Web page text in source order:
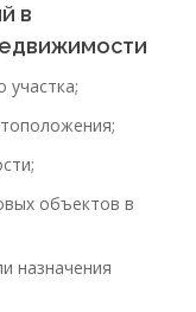
в
участка;
объектов в
назначения